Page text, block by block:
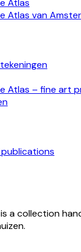
Atlas
Atlas van
Atlas – fine art
a collection